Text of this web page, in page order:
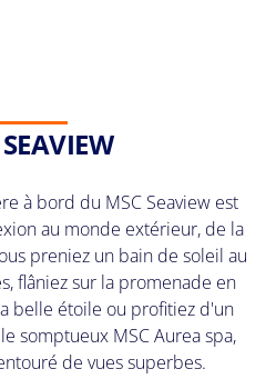
à bord du MSC Seaview est
au monde extérieur, de la
preniez un bain de soleil au
flâniez sur la promenade en
belle étoile ou profitiez d'un
somptueux MSC Aurea spa,
de vues superbes.